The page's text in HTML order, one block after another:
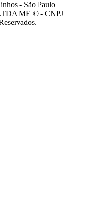
- São Paulo
ME © - CNPJ